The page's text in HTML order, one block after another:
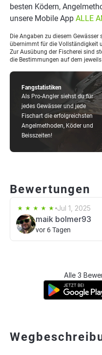
Fangstatistiken
Als Pro-Angler siehst du für
jedes Gewässer und jede
Fischart die erfolgreichsten
Angelmethoden, Köder und
Beisszeiten!
besten Ködern,
unsere Mobile App ALLE
Die Angaben zu diesem
übernimmt für die Vollständigkeit
Zur Ausübung der Fischerei sind
die Bestimmungen auf dem
Bewertungen
Jul 1, 2025
maik bolmer93
vor 6 Tagen
Alle 3